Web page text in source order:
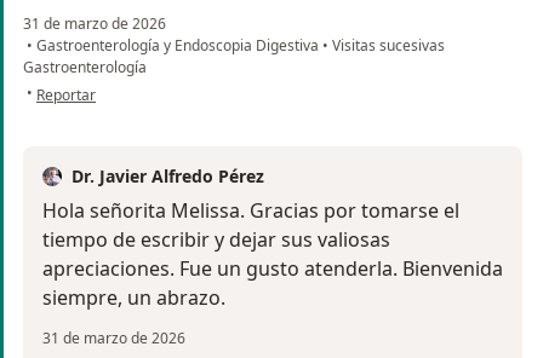
31 de marzo de 2026
• Gastroenterología y Endoscopia Digestiva • Visitas sucesivas
Gastroenterología
• en opinión del usuario Melissa Vergara
Reportar
Dr. Javier Alfredo Pérez
Hola señorita Melissa. Gracias por tomarse el
tiempo de escribir y dejar sus valiosas
apreciaciones. Fue un gusto atenderla. Bienvenida
siempre, un abrazo.
31 de marzo de 2026